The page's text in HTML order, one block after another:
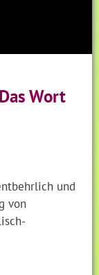
Wort
und
von